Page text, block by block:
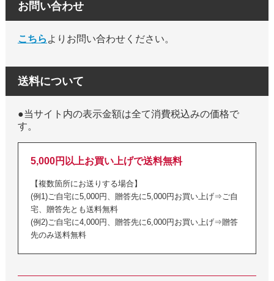
お問い合わせ
こちら よりお問い合わせください。
送料について
●当サイト内の表示金額は全て消費税込みの価格で
す。
5,000円以上お買い上げで送料無料
【複数箇所にお送りする場合】
(例1)ご自宅に5,000円、贈答先に5,000円お買い上げ⇒ご自
宅、贈答先とも送料無料
(例2)ご自宅に4,000円、贈答先に6,000円お買い上げ⇒贈答
先のみ送料無料